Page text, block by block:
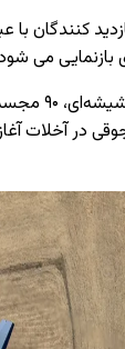
کنندگان با
می‌
۹۰
در آخلات